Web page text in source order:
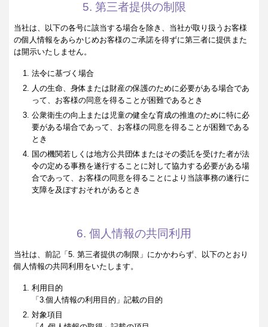
5. 第三者提供の制限
当社は、以下の各号に該当する場合を除き、当社が取り扱うお客様
の個人情報をあらかじめお客様のご承諾を得ずに第三者に提供また
は開示いたしません。
法令に基づく場合
人の生命、身体または財産の保護のために必要がある場合であ
って、お客様の同意を得ることが困難であるとき
公衆衛生の向上または児童の健全な育成の推進のために特に必
要がある場合であって、お客様の同意を得ることが困難である
とき
国の機関若しくは地方公共団体またはその委託を受けた者が法
令の定める事務を遂行することに対して協力する必要がある場
合であって、お客様の同意を得ることにより当該事務の遂行に
支障を及ぼすおそれがあるとき
6. 個人情報の共同利用
当社は、前記「5. 第三者提供の制限」にかかわらず、以下のとおり
個人情報の共同利用をいたします。
利用目的
「3.個人情報の利用目的」記載の目的
対象項目